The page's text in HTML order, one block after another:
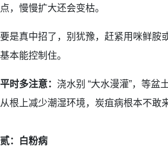
点，慢慢扩大还会变枯。
要是真中招了，别犹豫，赶紧用咪鲜胺
基本能控制住。
平时多注意： 浇水别 “大水漫灌”，等盆
从根上减少潮湿环境，炭疽病根本不敢来
贰：白粉病